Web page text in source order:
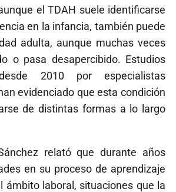
el TDAH suele identificarse
en la infancia, también puede
adulta, aunque muchas veces
o pasa desapercibido. Estudios
2010 por especialistas
evidenciado que esta condición
de distintas formas a lo largo
relató que durante años
en su proceso de aprendizaje
ámbito laboral, situaciones que la